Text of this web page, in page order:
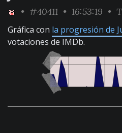
• #40411 • 16:53:19 •
Gráfica con la progresión de
votaciones de IMDb.